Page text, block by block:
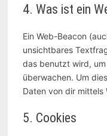
4. Was ist ein
Ein Web-Beacon
unsichtbares
das benutzt wird,
überwachen. Um
Daten von dir mittels
5. Cookies